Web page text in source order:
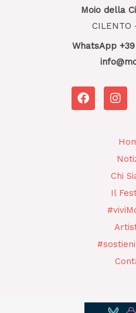
Moio della
CILENTO
WhatsApp +39
F
a
I
n
a
r
a
m
Chi
Il